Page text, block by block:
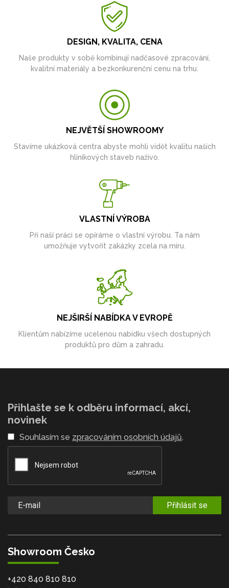
DESIGN, KVALITA, CENA
Naše produkty v sobě kombinují nadčasové zpracování,
kvalitní materiály a bezkonkurenční cenu na trhu.
NEJVĚTŠÍ SHOWROOMY
Stavíme ukázková centra abyste mohli vidět kvalitu našich
hliníkových staveb naživo.
VLASTNÍ VÝROBA
Při naší práci se opíráme o vlastní výrobu. Ta nám
umožňuje vytvořit zakázky zcela na míru.
NEJŠIRŠÍ NABÍDKA V EVROPĚ
Klientům nabízíme ucelenou nabídku všech dostupných
produktů pro dům a zahradu.
Přihlašte se k odběru informací, akcí,
novinek
Souhlasím se zpracováním osobních údajů.
Přihlásit se
Showroom Česko
+420 840 810 810